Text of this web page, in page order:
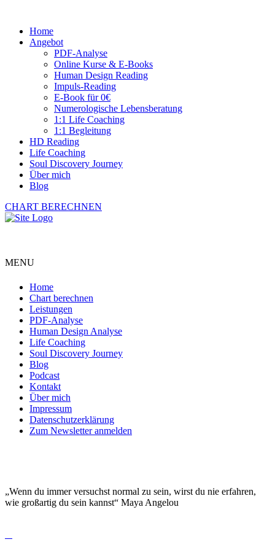
Home
Angebot
PDF-Analyse
Online Kurse & E-Books
Human Design Reading
Impuls-Reading
E-Book für 0€
Numerologische Lebensberatung
1:1 Life Coaching
1:1 Begleitung
HD Reading
Life Coaching
Soul Discovery Journey
Über mich
Blog
CHART BERECHNEN
MENU
Home
Chart berechnen
Leistungen
PDF-Analyse
Human Design Analyse
Life Coaching
Soul Discovery Journey
Blog
Podcast
Kontakt
Über mich
Impressum
Datenschutzerklärung
Zum Newsletter anmelden
„Wenn du immer versuchst normal zu sein, wirst du nie erfahren,
wie großartig du sein kannst“ Maya Angelou